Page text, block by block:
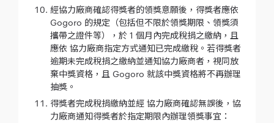
經協力廠商確認得獎者的領獎意願後，得獎者應依
Gogoro 的規定（包括但不限於領獎期限、領獎須
攜帶之證件等），於 1 個月內完成稅捐之繳納，且
應依 協力廠商指定方式通知已完成繳稅。若得獎者
逾期未完成稅捐之繳納並通知協力廠商者，視同放
棄中獎資格，且 Gogoro 就該中獎資格將不再辦理
抽獎。
得獎者完成稅捐繳納並經 協力廠商確認無誤後，協
力廠商通知得獎者於指定期限內辦理領獎事宜：